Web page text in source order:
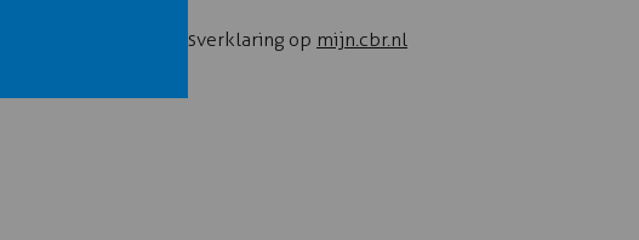
de Gezondheidsverklaring op mijn.cbr.nl
het traject.